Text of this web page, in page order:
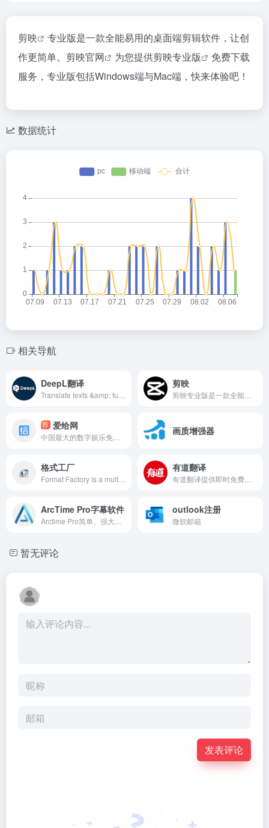
剪映
专业版是一款全能易用的桌面端剪辑软件，让创
作更简单。 剪映官网 为您提供剪映专业版
免费下载
服务，专业版包括Windows端与Mac端，快来体验吧！
数据统计
相关导航
DeepL翻译 剪映
荐 爱给网 画质增强器
格式工厂 有道翻译
ArcTime Pro字幕软件 outlook注册
微软邮箱
暂无评论
发表评论